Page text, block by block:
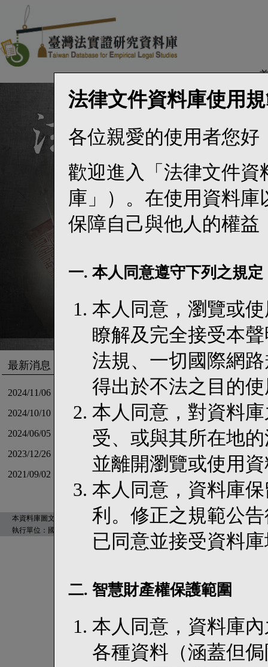
最新消息
2024/11/06 【公告】資料庫「資料檢視」功能補充說明
2024/10/10 【公告】TaDELs 新官網上線囉
2024/06/05 【出刊】基礎法學與人權研究通訊第30期上線！
2023/12/26 《資料更新》「以我的族名呼喚我」訴訟文件上架!!
2021/09/02 【出刊】基礎法學與人權研究通訊第24期上線！
本資料庫圖文版權為國立臺灣大學所有©2008 Taiwan Database for Empirical Legal
執行單位：國立臺灣大學法律學院 Designed by
國立臺灣大學數位人文研究中心
法律文件資料庫使用
各位親愛的使用者您好
歡迎進入「法律文件資
庫」）。在使用資料
保障自己與他人的權益
一. 本人同意遵守下列之規定
本人同意，瀏覽或
瞭解及完全接受本
法規、一切國際網
得出於不法之目的
本人同意，對資料
受、或與其所在地
並離開瀏覽或使用
本人同意，資料庫
利。修正之規範公
已同意並接受資料
二. 智慧財產權保護範圍
本人同意，資料庫
各種資料（涵蓋但